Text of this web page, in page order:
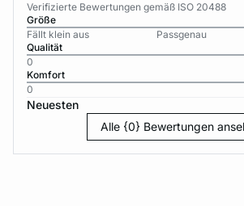
Verifizierte Bewertungen gemäß ISO 20488
Größe
Fällt klein aus
Passgenau
Qualität
0
Komfort
0
Neuesten
Alle {0} Bewertungen